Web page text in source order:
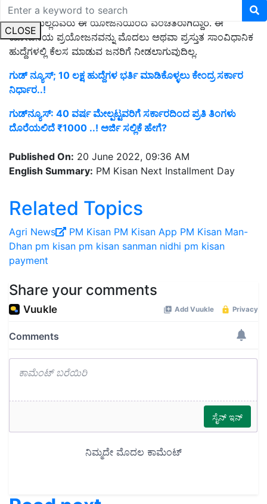
CLOSE
ಆರ್ಥಿಕವಾಗಿ ಸಬಲರಾಗಿರುವವರು ಮತ್ತು ಯಾವುದೇ ರೀತಿಯ
ಕೊರತೆಯಿಲ್ಲದವರು ಈ ಯೋಜನೆಯಿಂದ ವಂಚಿತರಾಗಿದ್ದಾರೆ. ಈ
ಯೋಜನೆಯ ಪ್ರಯೋಜನವನ್ನು ಮೊದಲು ಅಥವಾ ಪ್ರಸ್ತುತ ಸಾಂವಿಧಾನಿಕ
ಹುದ್ದೆಗಳಲ್ಲಿ ಕೆಲಸ ಮಾಡುವ ಜನರಿಗೆ ನೀಡಲಾಗುವುದಿಲ್ಲ.
ಗುಡ್ ನ್ಯೂಸ್; 10 ಲಕ್ಷ ಹುದ್ದೆಗಳ ಭರ್ತಿ ಮಾಡಿಕೊಳ್ಳಲು ಕೇಂದ್ರ ಸರ್ಕಾರ
ನಿರ್ಧಾರ..!
ಗುಡ್‌ನ್ಯೂಸ್‌: 40 ವರ್ಷ ಮೇಲ್ಪಟ್ಟವರಿಗೆ ಸರ್ಕಾರದಿಂದ ಪ್ರತಿ ತಿಂಗಳು
ದೊರೆಯಲಿದೆ ₹1000 ..! ಅರ್ಜಿ ಸಲ್ಲಿಕೆ ಹೇಗೆ?
Published On: 20 June 2022, 09:36 AM
English Summary: PM Kisan Next Installment Day
Related Topics
Agri News PM Kisan PM Kisan App PM Kisan Man-
Dhan pm kisan pm kisan sanman nidhi pm kisan
payment
Share your comments